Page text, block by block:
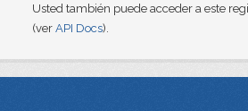
Usted también puede acceder a este
(ver API Docs).